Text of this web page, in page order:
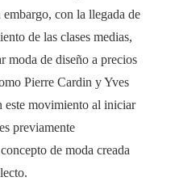
con la llegada de
de las clases medias,
moda de diseño a precios
Pierre Cardin y Yves
este movimiento al iniciar
previamente
de moda creada